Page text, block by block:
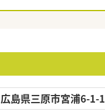
広島県三原市宮浦6-1-1